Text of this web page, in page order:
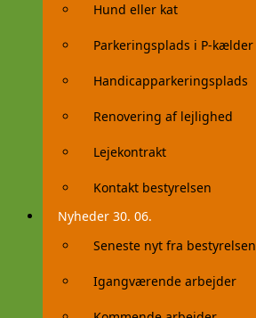
Hund eller kat
Parkeringsplads i P-kælder
Handicapparkeringsplads
Renovering af lejlighed
Lejekontrakt
Kontakt bestyrelsen
Nyheder 30. 06.
Seneste nyt fra bestyrelsen
Igangværende arbejder